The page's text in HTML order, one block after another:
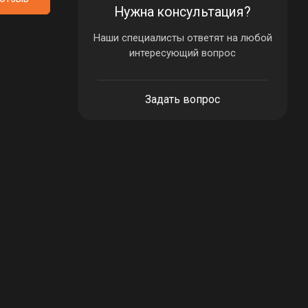
Нужна консультация?
Наши специалисты ответят на любой
интересующий вопрос
Задать вопрос